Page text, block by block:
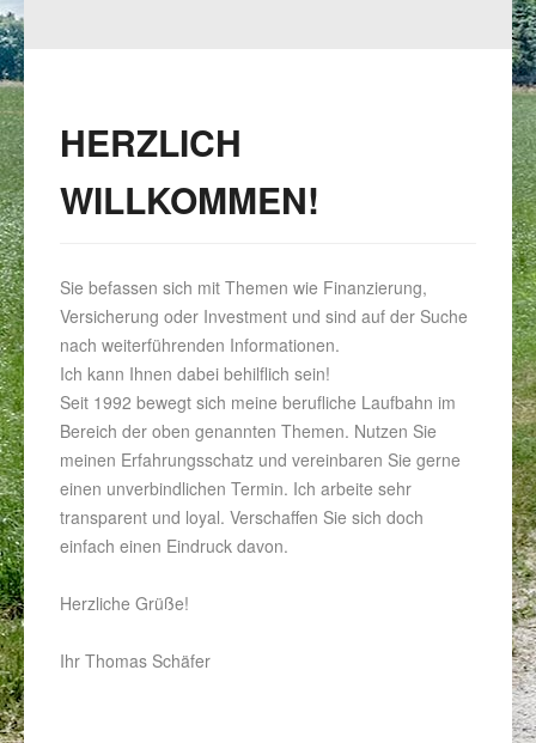
HERZLICH
WILLKOMMEN!
Sie befassen sich mit Themen wie Finanzierung,
Versicherung oder Investment und sind auf der Suche
nach weiterführenden Informationen.
Ich kann Ihnen dabei behilflich sein!
Seit 1992 bewegt sich meine berufliche Laufbahn im
Bereich der oben genannten Themen. Nutzen Sie
meinen Erfahrungsschatz und vereinbaren Sie gerne
einen unverbindlichen Termin. Ich arbeite sehr
transparent und loyal. Verschaffen Sie sich doch
einfach einen Eindruck davon.
Herzliche Grüße!
Ihr Thomas Schäfer